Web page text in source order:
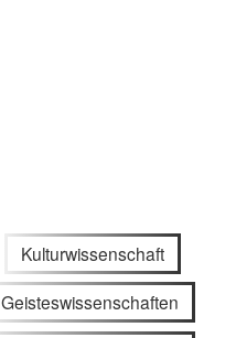
Kulturwissenschaft
Geisteswissenschaften